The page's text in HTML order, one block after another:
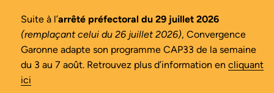
Suite à l’arrêté préfectoral du 29 juillet 2026
(remplaçant celui du 26 juillet 2026), Convergence
Garonne adapte son programme CAP33 de la semaine
du 3 au 7 août. Retrouvez plus d’information en cliquant
ici